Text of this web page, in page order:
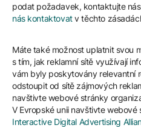
podat požadavek, kontaktujte
nás kontaktovatv těchto
Máte také možnost uplatnit svou
s tím, jak reklamní sítě využívají
vám byly poskytovány relevantní
odstoupit od sítě zájmových
navštivte webové stránky
V Evropské unii navštivte
Interactive Digital Advertising